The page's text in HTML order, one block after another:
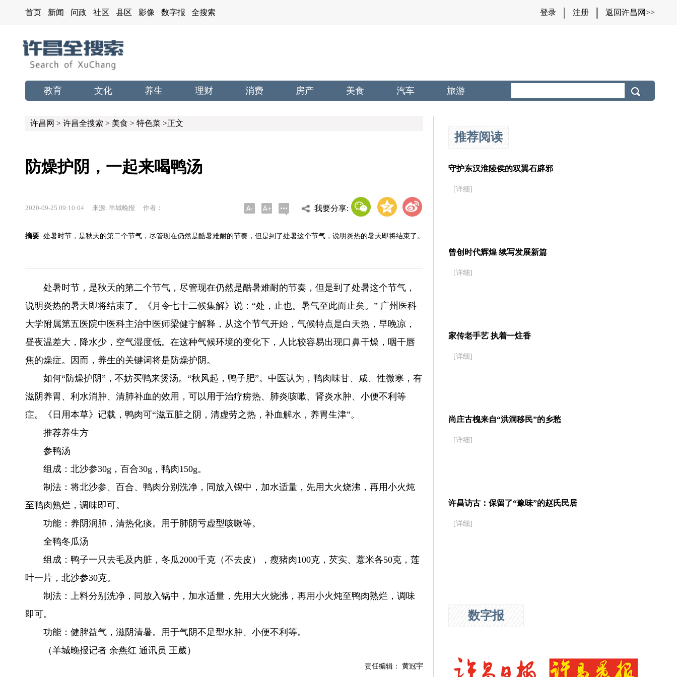
首页 新闻 问政 社区 县区 影像 数字报 全搜索 登录 注册 返回许昌网>>
教育 文化 养生 理财 消费 房产 美食 汽车 旅游
许昌网 > 许昌全搜索 > 美食 > 特色菜 >正文
防燥护阴，一起来喝鸭汤
2020-09-25 09:10:04 来源: 羊城晚报 作者： 我要分享:
摘要: 处暑时节，是秋天的第二个节气，尽管现在仍然是酷暑难耐的节奏，但是到了处暑这个节气，说明炎热的暑天即将结束了。
处暑时节，是秋天的第二个节气，尽管现在仍然是酷暑难耐的节奏，但是到了处暑这个节气，
说明炎热的暑天即将结束了。《月令七十二候集解》说：“处，止也。暑气至此而止矣。” 广州医科
大学附属第五医院中医科主治中医师梁健宁解释，从这个节气开始，气候特点是白天热，早晚凉，
昼夜温差大，降水少，空气湿度低。在这种气候环境的变化下，人比较容易出现口鼻干燥，咽干唇
焦的燥症。因而，养生的关键词将是防燥护阴。
如何“防燥护阴”，不妨买鸭来煲汤。“秋风起，鸭子肥”。中医认为，鸭肉味甘、咸、性微寒，有
滋阴养胃、利水消肿、清肺补血的效用，可以用于治疗痨热、肺炎咳嗽、肾炎水肿、小便不利等
症。《日用本草》记载，鸭肉可“滋五脏之阴，清虚劳之热，补血解水，养胃生津”。
推荐养生方
参鸭汤
组成：北沙参30g，百合30g，鸭肉150g。
制法：将北沙参、百合、鸭肉分别洗净，同放入锅中，加水适量，先用大火烧沸，再用小火炖
至鸭肉熟烂，调味即可。
功能：养阴润肺，清热化痰。用于肺阴亏虚型咳嗽等。
全鸭冬瓜汤
组成：鸭子一只去毛及内脏，冬瓜2000千克（不去皮），瘦猪肉100克，芡实、薏米各50克，莲
叶一片，北沙参30克。
制法：上料分别洗净，同放入锅中，加水适量，先用大火烧沸，再用小火炖至鸭肉熟烂，调味
即可。
功能：健脾益气，滋阴清暑。用于气阴不足型水肿、小便不利等。
（羊城晚报记者 余燕红 通讯员 王葳）
责任编辑： 黄冠宇
推荐阅读
守护东汉淮陵侯的双翼石辟邪
[详细]
曾创时代辉煌 续写发展新篇
[详细]
家传老手艺 执着一炷香
[详细]
尚庄古槐来自“洪洞移民”的乡愁
[详细]
许昌访古：保留了“豫味”的赵氏民居
[详细]
数字报